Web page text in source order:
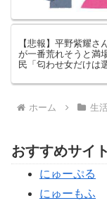
【悲報】平野紫耀さ
が一番荒れそうと満
民「匂わせ女だけは
ホーム 生
おすすめサイ
にゅーぷる
にゅーもふ